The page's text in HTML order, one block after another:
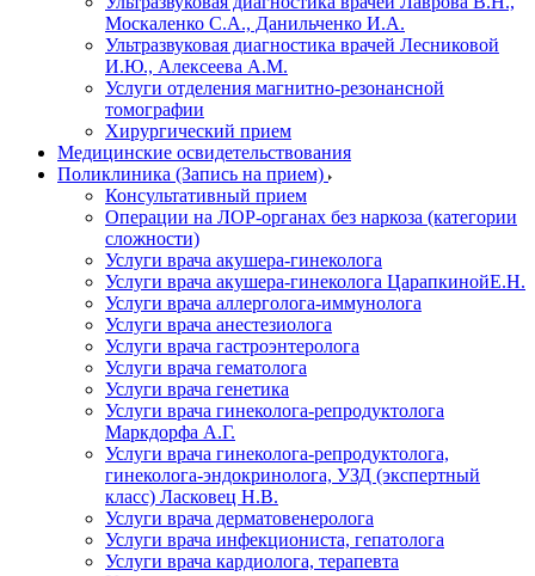
Москаленко С.А., Данильченко И.А.
Ультразвуковая диагностика врачей Лесниковой
И.Ю., Алексеева А.М.
Услуги отделения магнитно-резонансной
томографии
Хирургический прием
Медицинские освидетельствования
Поликлиника (Запись на прием)
Консультативный прием
Операции на ЛОР-органах без наркоза (категории
сложности)
Услуги врача акушера-гинеколога
Услуги врача акушера-гинеколога ЦарапкинойЕ.Н.
Услуги врача аллерголога-иммунолога
Услуги врача анестезиолога
Услуги врача гастроэнтеролога
Услуги врача гематолога
Услуги врача генетика
Услуги врача гинеколога-репродуктолога
Маркдорфа А.Г.
Услуги врача гинеколога-репродуктолога,
гинеколога-эндокринолога, УЗД (экспертный
класс) Ласковец Н.В.
Услуги врача дерматовенеролога
Услуги врача инфекциониста, гепатолога
Услуги врача кардиолога, терапевта